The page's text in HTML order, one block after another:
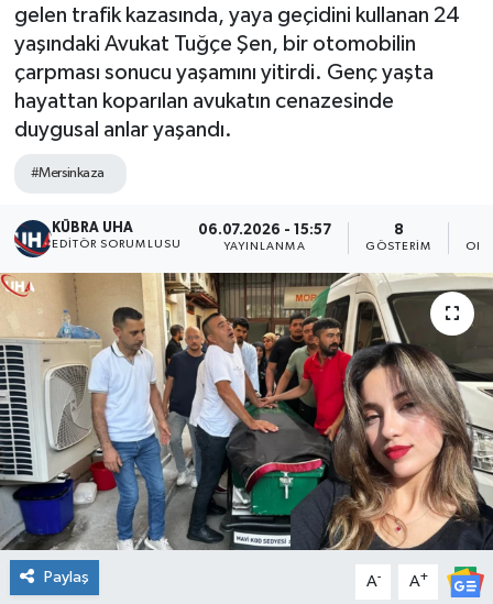
gelen trafik kazasında, yaya geçidini kullanan 24
yaşındaki Avukat Tuğçe Şen, bir otomobilin
çarpması sonucu yaşamını yitirdi. Genç yaşta
hayattan koparılan avukatın cenazesinde
duygusal anlar yaşandı.
#Mersinkaza
KÜBRA UHA
EDİTÖR SORUMLUSU
06.07.2026 - 15:57
YAYINLANMA
8
GÖSTERIM
Paylaş A- A+
Yaşam
Son Dakika Haberleri
Haber Arşivi